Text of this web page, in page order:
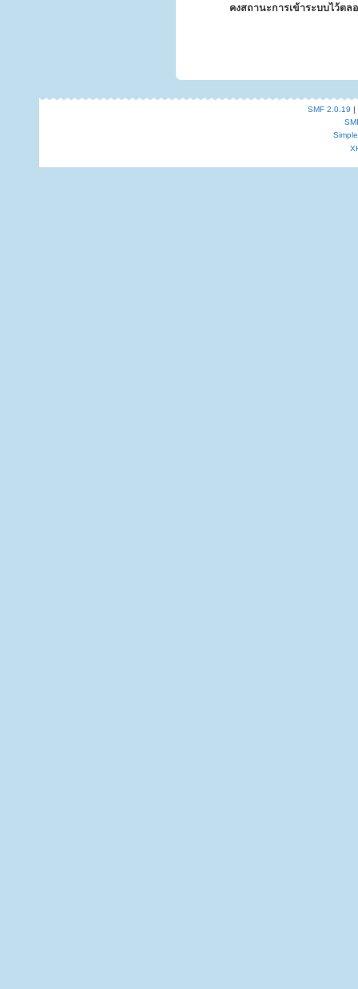
คงสถานะการเข้าระบบไว้ตล
SMF 2.0.19 |